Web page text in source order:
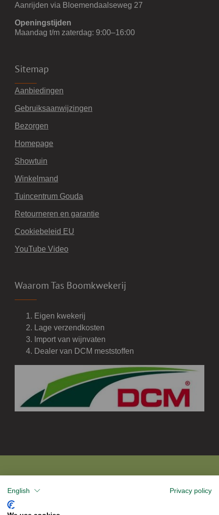
Aanrijden via Bloemendaalseweg 27
Openingstijden
Maandag t/m zaterdag: 9:00–16:00
Sitemap
Aanbiedingen
Gebruiksaanwijzingen
Bezorgen
Homepage
Showtuin
Winkelmand
Tuincentrum Gouda
Retourneren en garantie
Cookiebeleid EU
YouTube Video
Waarom Tas Boomkwekerij
Eigen kwekerij
Lage verzendkosten
Import van wijnvaten
Dealer van DCM meststoffen
English Privacy policy